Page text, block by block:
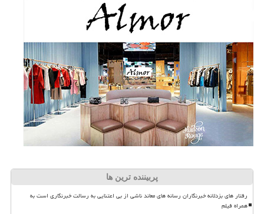
پربیننده ترین ها
رفتار های بزدلانه خبرنگاران رسانه های معاند ناشی از بی اعتنایی به رسالت خبرنگاری است به
همراه فیلم